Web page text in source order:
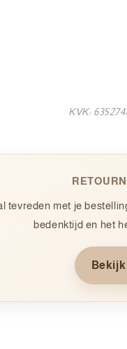
KVK:
tevreden met je
bedenktijd en het